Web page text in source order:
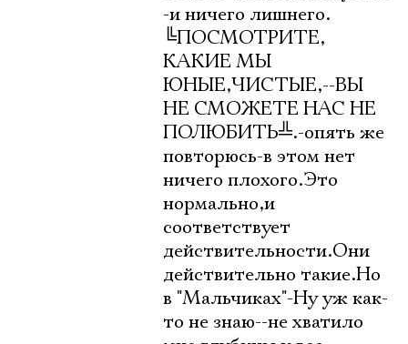
-и ничего лишнего.
╚ПОСМОТРИТЕ,
КАКИЕ МЫ
ЮНЫЕ,ЧИСТЫЕ,--ВЫ
НЕ СМОЖЕТЕ НАС НЕ
ПОЛЮБИТЬ╩.-опять же
повторюсь-в этом нет
ничего плохого.Это
нормально,и
соответствует
действительности.Они
действительно такие.Но
в "Мальчиках"-Ну уж как-
то не знаю--не хватило